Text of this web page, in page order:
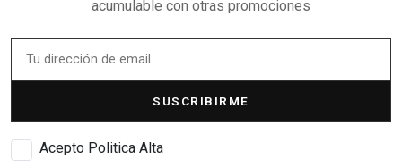
acumulable con otras promociones
SUSCRIBIRME
Acepto Politica Alta